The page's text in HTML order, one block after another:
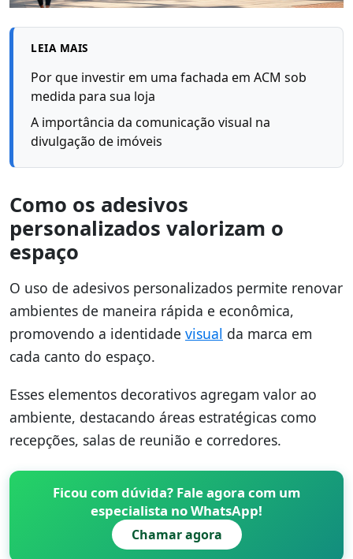
LEIA MAIS
Por que investir em uma fachada em ACM sob
medida para sua loja
A importância da comunicação visual na
divulgação de imóveis
Como os adesivos
personalizados valorizam o
espaço
O uso de adesivos personalizados permite renovar
ambientes de maneira rápida e econômica,
promovendo a identidade visual da marca em
cada canto do espaço.
Esses elementos decorativos agregam valor ao
ambiente, destacando áreas estratégicas como
recepções, salas de reunião e corredores.
Ficou com dúvida? Fale agora com um
especialista no WhatsApp!
Chamar agora